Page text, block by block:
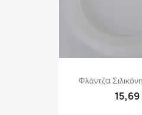
Φλάντζα
15,69